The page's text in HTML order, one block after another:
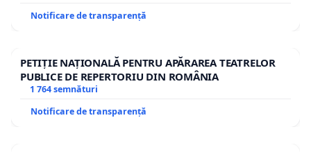
Notificare de transparență
PETIȚIE NAȚIONALĂ PENTRU APĂRAREA TEATRELOR
PUBLICE DE REPERTORIU DIN ROMÂNIA
1 764 semnături
Notificare de transparență